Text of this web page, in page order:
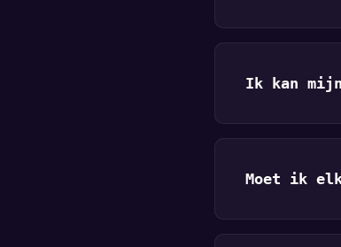
Ik kan
Moet ik